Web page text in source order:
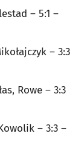
– 5:1 –
– 3:3
Rowe – 3:3
– 3:3 –